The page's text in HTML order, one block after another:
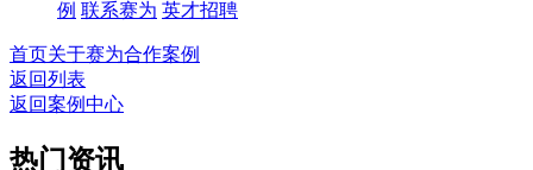
例 联系赛为 英才招聘
首页关于赛为合作案例
返回列表
返回案例中心
热门资讯